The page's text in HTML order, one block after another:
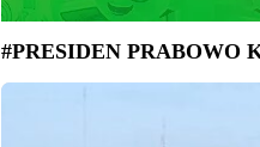
#PRESIDEN PRABOWO
Presiden Prabowo Subianto